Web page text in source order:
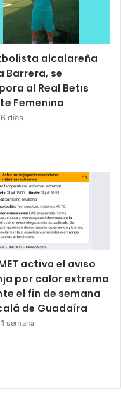
alcalareña
Barrera, se
al Real Betis
Femenino
días
activa el aviso
por calor extremo
el fin de semana
de Guadaíra
semana